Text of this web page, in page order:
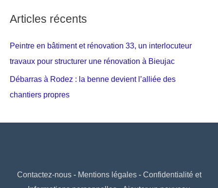
Articles récents
Peintre en bâtiment et rénovation 33, un interlocuteur
travaux pour structurer une rénovation à Bieujac
Débarras à Rodez : la benne devient l’alliée des
chantiers propres
Contactez-nous- Mentions légales- Confidentialité et